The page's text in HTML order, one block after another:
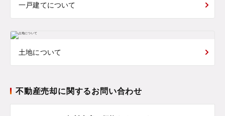
一戸建てについて
土地について
不動産売却に関するお問い合わせ